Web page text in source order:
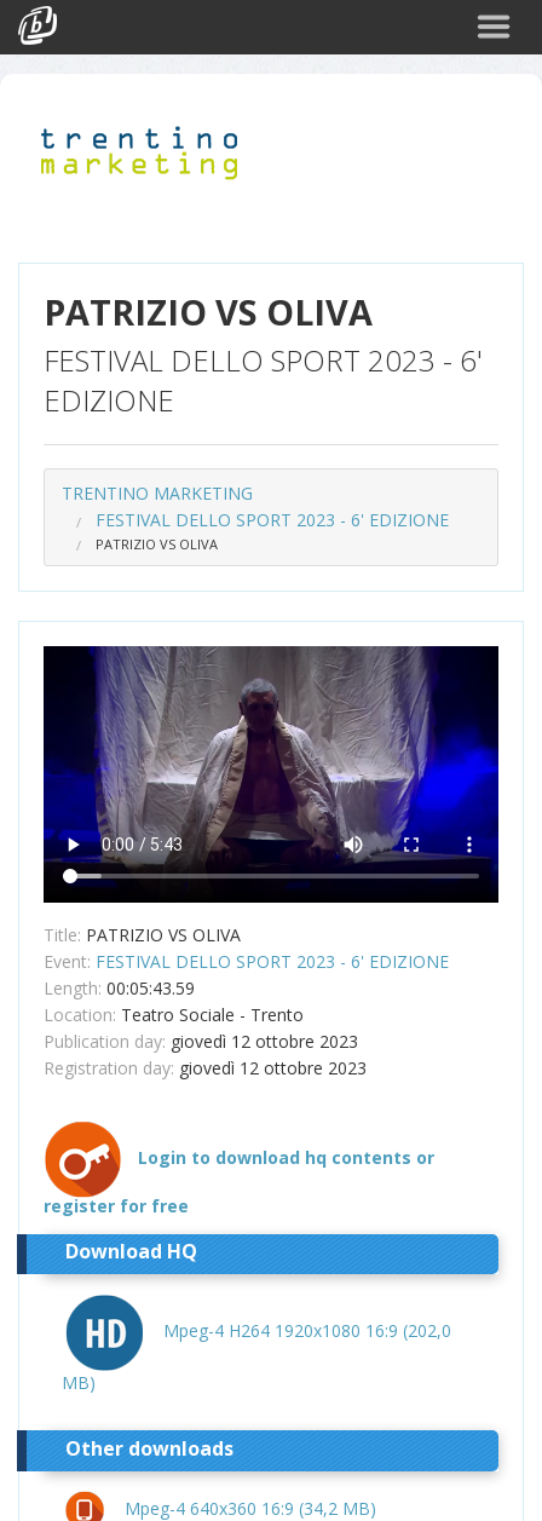
Eventi
PATRIZIO VS OLIVA
FESTIVAL DELLO SPORT 2023 - 6'
EDIZIONE
TRENTINO MARKETING
FESTIVAL DELLO SPORT 2023 - 6' EDIZIONE
PATRIZIO VS OLIVA
Title: PATRIZIO VS OLIVA
Event: FESTIVAL DELLO SPORT 2023 - 6' EDIZIONE
Length: 00:05:43.59
Location: Teatro Sociale - Trento
Publication day: giovedì 12 ottobre 2023
Registration day: giovedì 12 ottobre 2023
Login to download hq contents or
register for free
Download HQ
Mpeg-4 H264 1920x1080 16:9 (202,0
MB)
Other downloads
Mpeg-4 640x360 16:9 (34,2 MB)